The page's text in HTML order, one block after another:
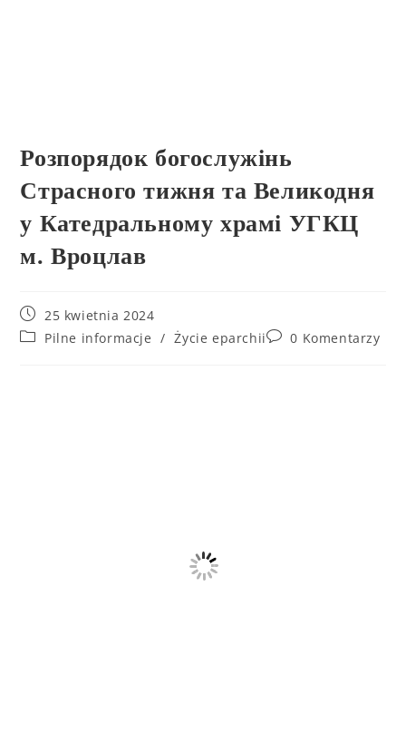
Розпорядок богослужінь
Страсного тижня та Великодня
у Катедральному храмі УГКЦ
м. Вроцлав
25 kwietnia 2024
Pilne informacje / Życie eparchii 0 Komentarzy